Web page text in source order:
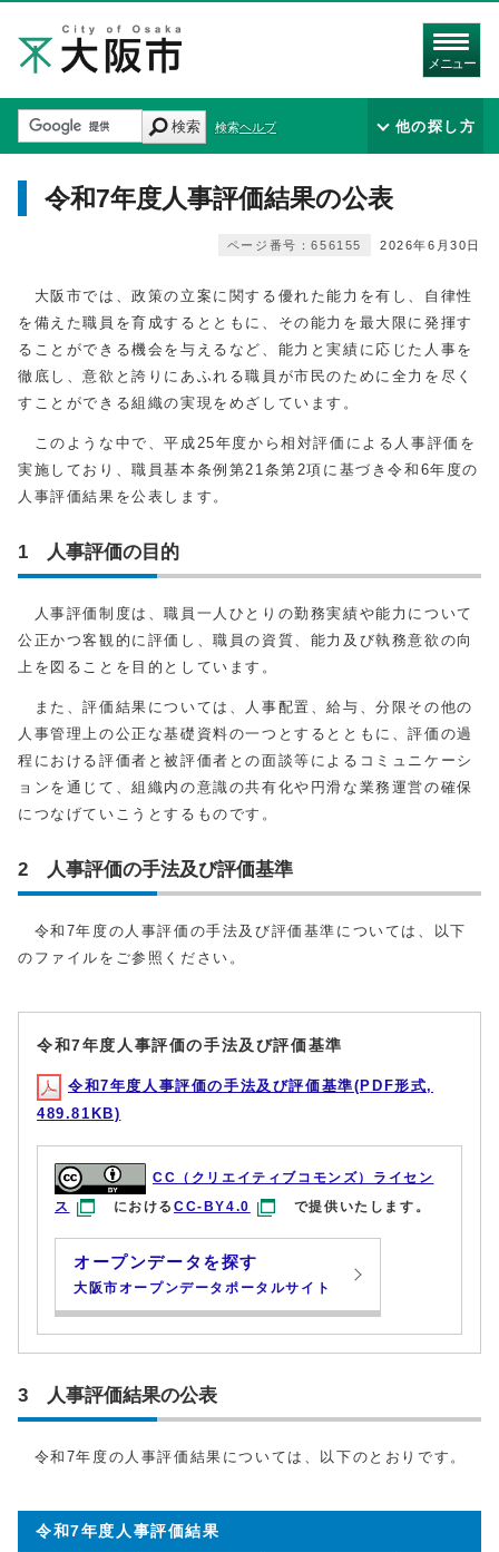
メニュー
検索 検索ヘルプ 他の探し方
令和7年度人事評価結果の公表
2026年6月30日
ページ番号：656155
大阪市では、政策の立案に関する優れた能力を有し、自律性
を備えた職員を育成するとともに、その能力を最大限に発揮す
ることができる機会を与えるなど、能力と実績に応じた人事を
徹底し、意欲と誇りにあふれる職員が市民のために全力を尽く
すことができる組織の実現をめざしています。
このような中で、平成25年度から相対評価による人事評価を
実施しており、職員基本条例第21条第2項に基づき令和6年度の
人事評価結果を公表します。
1 人事評価の目的
人事評価制度は、職員一人ひとりの勤務実績や能力について
公正かつ客観的に評価し、職員の資質、能力及び執務意欲の向
上を図ることを目的としています。
また、評価結果については、人事配置、給与、分限その他の
人事管理上の公正な基礎資料の一つとするとともに、評価の過
程における評価者と被評価者との面談等によるコミュニケーシ
ョンを通じて、組織内の意識の共有化や円滑な業務運営の確保
につなげていこうとするものです。
2 人事評価の手法及び評価基準
令和7年度の人事評価の手法及び評価基準については、以下
のファイルをご参照ください。
令和7年度人事評価の手法及び評価基準
令和7年度人事評価の手法及び評価基準(PDF形式,
489.81KB)
CC（クリエイティブコモンズ）ライセン
ス
におけるCC-BY4.0 で提供いたします。
オープンデータを探す
大阪市オープンデータポータルサイト
3 人事評価結果の公表
令和7年度の人事評価結果については、以下のとおりです。
令和7年度人事評価結果